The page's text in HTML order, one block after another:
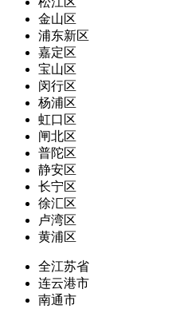
金山区
浦东新区
嘉定区
宝山区
闵行区
杨浦区
虹口区
闸北区
普陀区
静安区
长宁区
徐汇区
卢湾区
黄浦区
全江苏省
连云港市
南通市